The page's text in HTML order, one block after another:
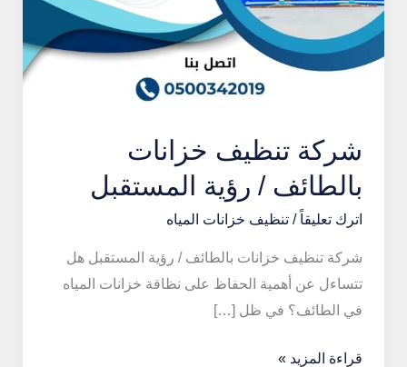
شركة تنظيف خزانات
بالطائف / رؤية المستقبل
اترك تعليقاً / تنظيف خزانات المياه
شركة تنظيف خزانات بالطائف / رؤية المستقبل هل
تتساءل عن أهمية الحفاظ على نظافة خزانات المياه
في الطائف؟ في ظل […]
شركة
قراءة المزيد »